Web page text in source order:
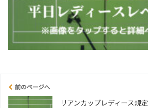
前のページへ
リアンカップレディース規定